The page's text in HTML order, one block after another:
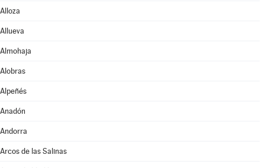
Alloza
Allueva
Almohaja
Alobras
Alpeñés
Anadón
Andorra
Arcos de las Salinas